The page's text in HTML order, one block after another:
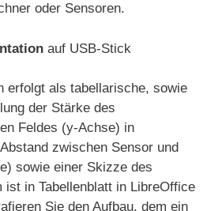
oder Sensoren.
auf USB-Stick
erfolgt als tabellarische, sowie
der Stärke des
Feldes (y-Achse) in
zwischen Sensor und
sowie einer Skizze des
ist in Tabellenblatt in LibreOffice
Sie den Aufbau, dem ein